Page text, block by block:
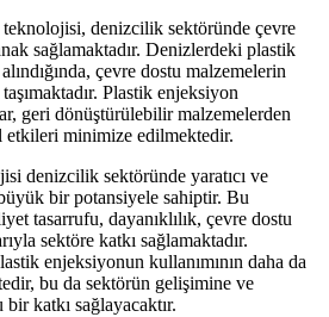
denizcilik sektöründe çevre
sağlamaktadır. Denizlerdeki plastik
çevre dostu malzemelerin
Plastik enjeksiyon
geri dönüştürülebilir malzemelerden
etkileri minimize edilmektedir.
denizcilik sektöründe yaratıcı ve
bir potansiyele sahiptir. Bu
tasarrufu, dayanıklılık, çevre dostu
sektöre katkı sağlamaktadır.
enjeksiyonun kullanımının daha da
bu da sektörün gelişimine ve
katkı sağlayacaktır.